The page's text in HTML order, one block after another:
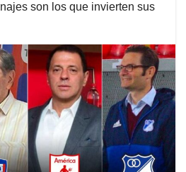
son los que invierten sus